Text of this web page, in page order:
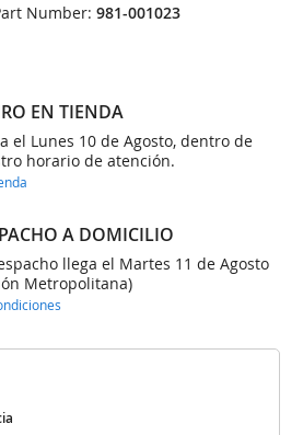
Number:981-001023
EN TIENDA
el Lunes 10 de Agosto, dentro de
horario de atención.
A DOMICILIO
llega el Martes 11 de Agosto
Metropolitana)